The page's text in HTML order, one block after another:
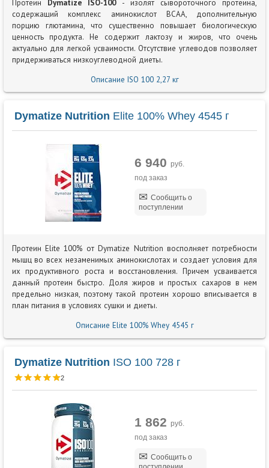
Протеин Dymatize ISO-100- изолят сывороточного протеина,
содержащий комплекс аминокислот BCAA, дополнительную
порцию глютамина, что существенно повышает биологическую
ценность продукта. Не содержит лактозу и жиров, что очень
актуально для легкой усваимости. Отсутствие углеводов позволяет
придерживаться низкоуглеводной диеты.
Описание ISO 100 2,27 кг
Dymatize Nutrition Elite 100% Whey 4545 г
6 940 руб.
под заказ
Сообщить о
поступлении
Протеин Elite 100% от Dymatize Nutrition восполняет потребности
мышц во всех незаменимых аминокислотах и создает условия для
их продуктивного роста и восстановления. Причем усваивается
данный протеин быстро. Доля жиров и простых сахаров в нем
предельно низкая, поэтому такой протеин хорошо вписывается в
план питания в условиях сушки и диеты.
Описание Elite 100% Whey 4545 г
Dymatize Nutrition ISO 100 728 г
2
1 862 руб.
под заказ
Сообщить о